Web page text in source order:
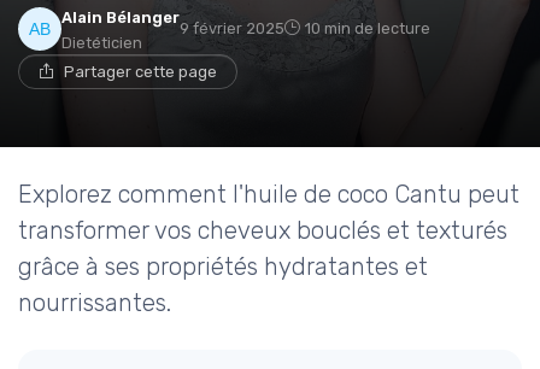
Alain Bélanger
Dietéticien
9 février 2025 10 min de lecture
Partager cette page
Explorez comment l'huile de coco Cantu peut
transformer vos cheveux bouclés et texturés
grâce à ses propriétés hydratantes et
nourrissantes.